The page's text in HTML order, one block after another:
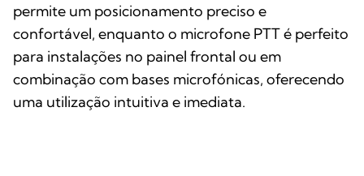
permite um posicionamento preciso e
confortável, enquanto o microfone PTT é perfeito
para instalações no painel frontal ou em
combinação com bases microfónicas, oferecendo
uma utilização intuitiva e imediata.